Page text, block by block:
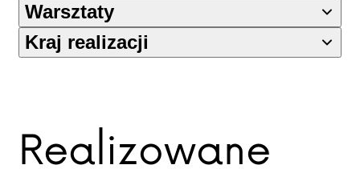
Warsztaty
Kraj realizacji
Realizowane